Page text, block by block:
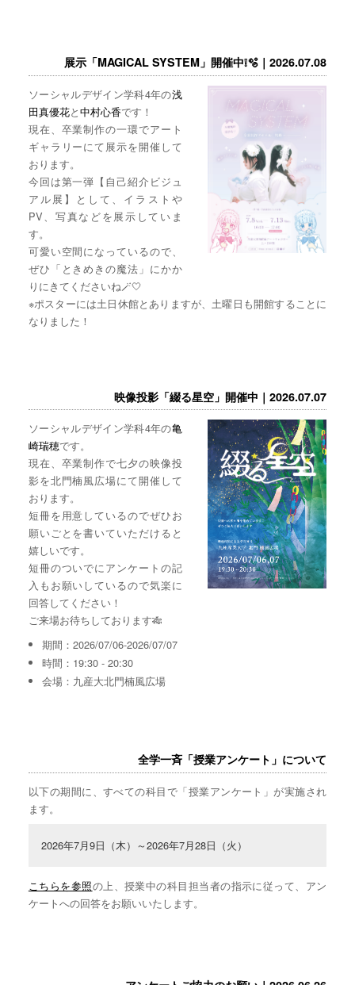
展示「MAGICAL SYSTEM」開催中❕🫧｜2026.07.08
ソーシャルデザイン学科4年の浅
田真優花と中村心香です！
現在、卒業制作の一環でアート
ギャラリーにて展示を開催して
おります。
今回は第一弾【自己紹介ビジュ
アル展】として、イラストや
PV、写真などを展示していま
す。
可愛い空間になっているので、
ぜひ「ときめきの魔法」にかか
りにきてくださいね🪄🤍
※ポスターには土日休館とありますが、土曜日も開館することに
なりました！
映像投影「綴る星空」開催中｜2026.07.07
ソーシャルデザイン学科4年の亀
崎瑞穂です。
現在、卒業制作で七夕の映像投
影を北門楠風広場にて開催して
おります。
短冊を用意しているのでぜひお
願いごとを書いていただけると
嬉しいです。
短冊のついでにアンケートの記
入もお願いしているので気楽に
回答してください！
ご来場お待ちしております🎋
期間：2026/07/06-2026/07/07
時間：19:30 - 20:30
会場：九産大北門楠風広場
全学一斉「授業アンケート」について
以下の期間に、すべての科目で「授業アンケート」が実施され
ます。
2026年7月9日（木）～2026年7月28日（火）
こちらを参照の上、授業中の科目担当者の指示に従って、アン
ケートへの回答をお願いいたします。